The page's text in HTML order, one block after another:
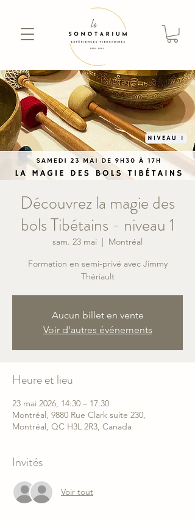
Découvrez la magie des
bols Tibétains - niveau 1
sam. 23 mai
  |
Montréal
Formation en semi-privé avec Jimmy
Thériault
Aucun billet en vente
Voir d'autres événements
Heure et lieu
23 mai 2026, 14:30 – 17:30
Montréal, 9880 Rue Clark suite 230,
Montréal, QC H3L 2R3, Canada
Invités
Voir tout